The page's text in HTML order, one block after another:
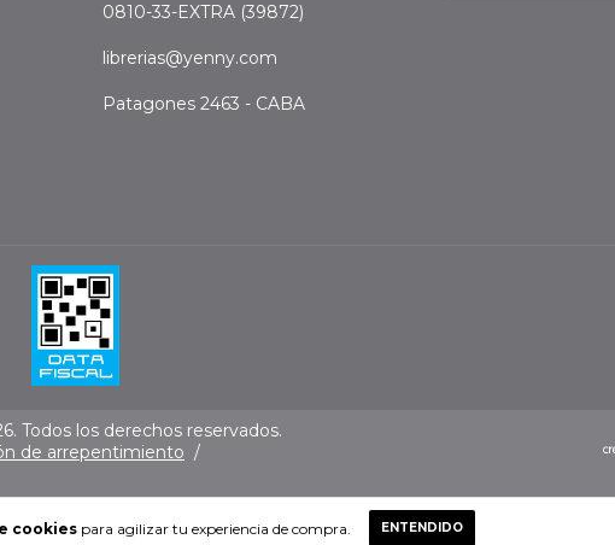
cookiespara agilizar tu experiencia de compra. ENTENDIDO
0810-33-EXTRA (39872)
librerias@yenny.com
Patagones 2463 - CABA
Todos los derechos reservados.
de arrepentimiento /